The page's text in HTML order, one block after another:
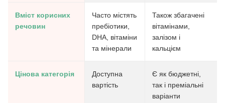
Вміст корисних
речовин
Часто містять
пребіотики,
DHA, вітаміни
та мінерали
Також збагачені
вітамінами,
залізом і
кальцієм
Цінова категорія
Доступна
вартість
Є як бюджетні,
так і преміальні
варіанти